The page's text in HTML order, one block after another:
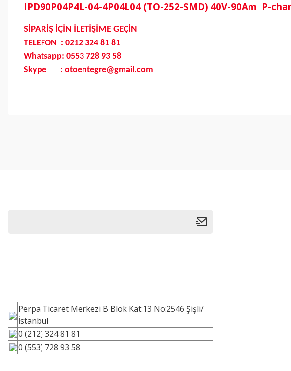
IPD90P04P4L-04-4P04L04 (TO-252-SMD) 40V-90Am P-
SİPARİŞ İÇİN İLETİŞİME GEÇİN
TELEFON : 0212 324 81 81
Whatsapp: 0553 728 93 58
Skype : otoentegre@gmail.com
Perpa Ticaret Merkezi B Blok Kat:13 No:2546 Şişli/
İstanbul
0 (212) 324 81 81
0 (553) 728 93 58